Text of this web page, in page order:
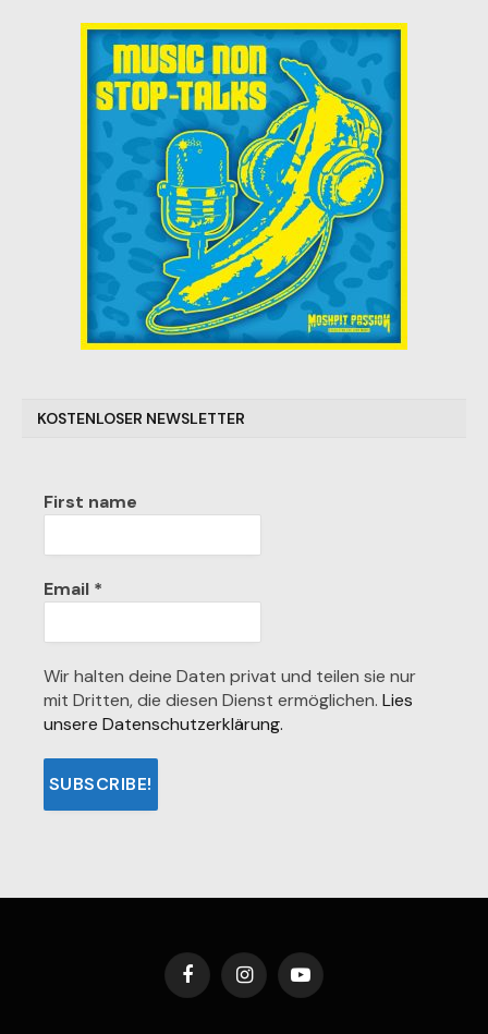
KOSTENLOSER NEWSLETTER
First name
Email *
Wir halten deine Daten privat und teilen sie nur
mit Dritten, die diesen Dienst ermöglichen. Lies
unsere Datenschutzerklärung.
FacebookInstagramYouTube